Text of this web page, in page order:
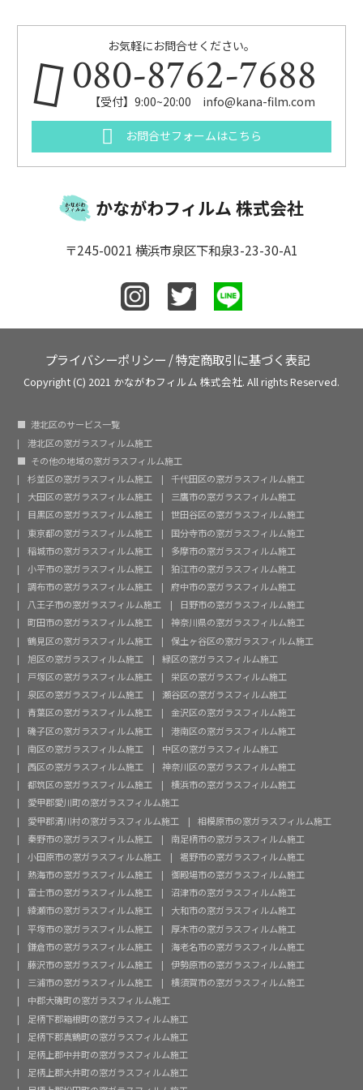
お気軽にお問合せください。
080-8762-7688
【受付】9:00~20:00 info@kana-film.com
お問合せフォームはこちら
かながわフィルム 株式会社
〒245-0021 横浜市泉区下和泉3-23-30-A1
プライバシーポリシー /特定商取引に基づく表記
Copyright (C) 2021 かながわフィルム 株式会社. All rights Reserved.
港北区のサービス一覧
港北区の窓ガラスフィルム施工
その他の地域の窓ガラスフィルム施工
杉並区の窓ガラスフィルム施工
千代田区の窓ガラスフィルム施工
大田区の窓ガラスフィルム施工
三鷹市の窓ガラスフィルム施工
目黒区の窓ガラスフィルム施工
世田谷区の窓ガラスフィルム施工
東京都の窓ガラスフィルム施工
国分寺市の窓ガラスフィルム施工
稲城市の窓ガラスフィルム施工
多摩市の窓ガラスフィルム施工
小平市の窓ガラスフィルム施工
狛江市の窓ガラスフィルム施工
調布市の窓ガラスフィルム施工
府中市の窓ガラスフィルム施工
八王子市の窓ガラスフィルム施工
日野市の窓ガラスフィルム施工
町田市の窓ガラスフィルム施工
神奈川県の窓ガラスフィルム施工
鶴見区の窓ガラスフィルム施工
保土ヶ谷区の窓ガラスフィルム施工
旭区の窓ガラスフィルム施工
緑区の窓ガラスフィルム施工
戸塚区の窓ガラスフィルム施工
栄区の窓ガラスフィルム施工
泉区の窓ガラスフィルム施工
瀬谷区の窓ガラスフィルム施工
青葉区の窓ガラスフィルム施工
金沢区の窓ガラスフィルム施工
磯子区の窓ガラスフィルム施工
港南区の窓ガラスフィルム施工
南区の窓ガラスフィルム施工
中区の窓ガラスフィルム施工
西区の窓ガラスフィルム施工
神奈川区の窓ガラスフィルム施工
都筑区の窓ガラスフィルム施工
横浜市の窓ガラスフィルム施工
愛甲郡愛川町の窓ガラスフィルム施工
愛甲郡清川村の窓ガラスフィルム施工
相模原市の窓ガラスフィルム施工
秦野市の窓ガラスフィルム施工
南足柄市の窓ガラスフィルム施工
小田原市の窓ガラスフィルム施工
裾野市の窓ガラスフィルム施工
熱海市の窓ガラスフィルム施工
御殿場市の窓ガラスフィルム施工
富士市の窓ガラスフィルム施工
沼津市の窓ガラスフィルム施工
綾瀬市の窓ガラスフィルム施工
大和市の窓ガラスフィルム施工
平塚市の窓ガラスフィルム施工
厚木市の窓ガラスフィルム施工
鎌倉市の窓ガラスフィルム施工
海老名市の窓ガラスフィルム施工
藤沢市の窓ガラスフィルム施工
伊勢原市の窓ガラスフィルム施工
三浦市の窓ガラスフィルム施工
横須賀市の窓ガラスフィルム施工
中郡大磯町の窓ガラスフィルム施工
足柄下郡箱根町の窓ガラスフィルム施工
足柄下郡真鶴町の窓ガラスフィルム施工
足柄上郡中井町の窓ガラスフィルム施工
足柄上郡大井町の窓ガラスフィルム施工